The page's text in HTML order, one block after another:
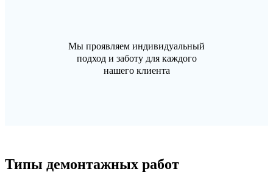
Мы проявляем индивидуальный
подход и заботу для каждого
нашего клиента
Типы демонтажных работ